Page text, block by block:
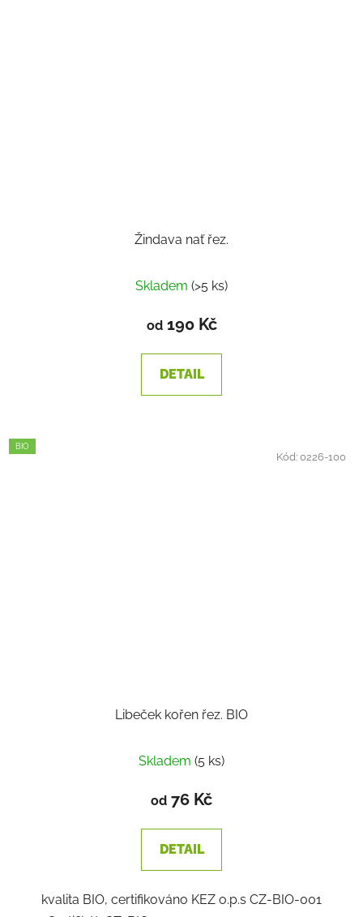
Žindava nať řez.
Skladem (>5 ks)
od190 Kč
DETAIL
BIO
Libeček kořen řez. BIO
Skladem (5 ks)
od 76 Kč
DETAIL
kvalita BIO, certifikováno KEZ o.p.s CZ-BIO-001
Kód:0226-100